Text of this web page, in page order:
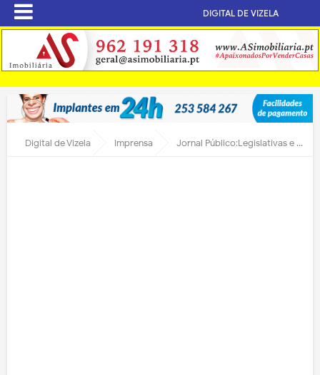
DIGITAL DE VIZELA
Digital de Vizela Imprensa Jornal Público:Legislativas e Autárquicas 2009 – Quem é Quem?